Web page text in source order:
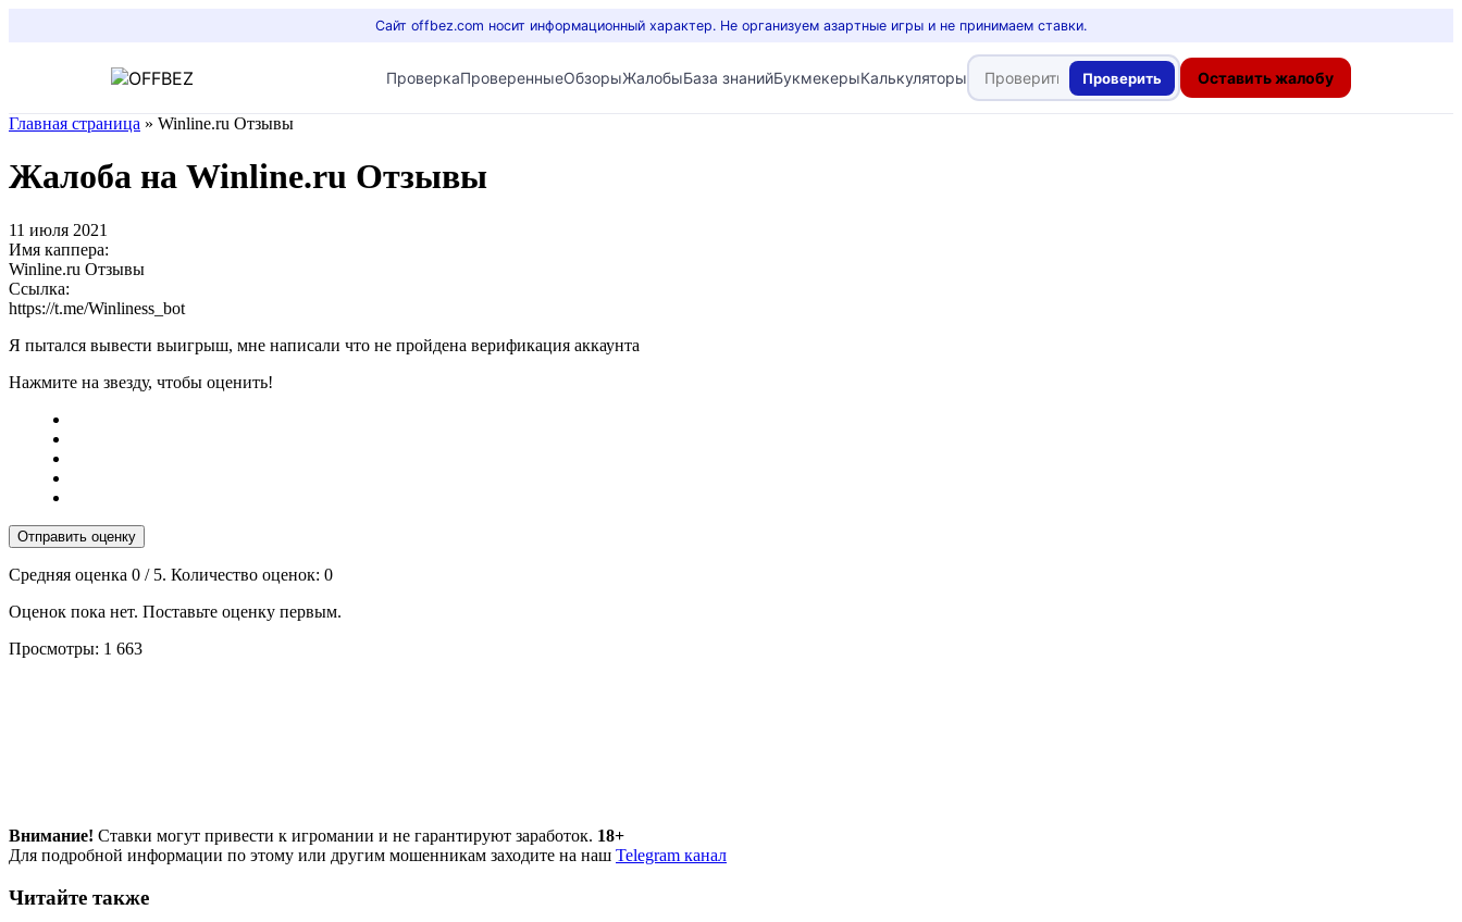
Сайт offbez.com носит информационный характер. Не организуем азартные игры и не принимаем ставки.
ПроверкаПроверенныеОбзорыЖалобыБаза знанийБукмекерыКалькуляторы Проверить Оставить жалобу
Главная страница » Winline.ru Отзывы
Жалоба на Winline.ru Отзывы
11 июля 2021
Имя каппера:
Winline.ru Отзывы
Ссылка:
https://t.me/Winliness_bot
Я пытался вывести выигрыш, мне написали что не пройдена верификация аккаунта
Нажмите на звезду, чтобы оценить!
Отправить оценку
Средняя оценка 0 / 5. Количество оценок: 0
Оценок пока нет. Поставьте оценку первым.
Просмотры: 1 663
Внимание! Ставки могут привести к игромании и не гарантируют заработок. 18+
Для подробной информации по этому или другим мошенникам заходите на наш Telegram канал
Читайте также